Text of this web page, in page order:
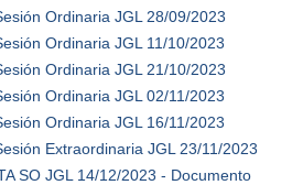
Ordinaria JGL 28/09/2023
Ordinaria JGL 11/10/2023
Ordinaria JGL 21/10/2023
Ordinaria JGL 02/11/2023
Ordinaria JGL 16/11/2023
Extraordinaria JGL 23/11/2023
SO JGL 14/12/2023 - Documento